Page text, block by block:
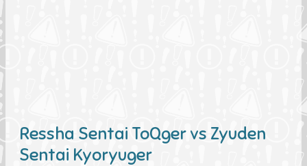
Ressha Sentai ToQger vs Zyuden
Sentai Kyoryuger